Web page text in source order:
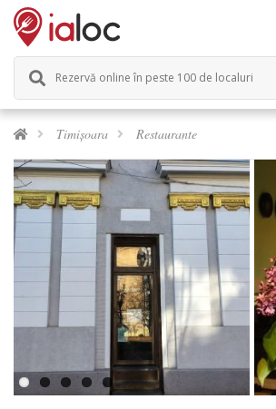
Rezervă online în peste 100 de localuri
Timișoara Restaurante